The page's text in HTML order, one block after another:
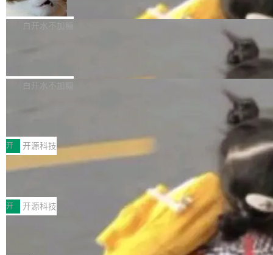
撑庞大支出的资金来源却呈现出截然不同的面
貌。数据显示，微软和 Meta 主要依托充沛的经
sh | bash 安装一个能在大项目里自动规划、写
代码、验证结果的 AI 终端工具。 据介绍，Muse
个主 agent 循环，外加一组后台 agent。这些后
准 AI 能力认知
机器出题的前提，是让机器拥有全局视野。整个
构建流程可以分为四个环节：建图 → 控制难度
白开水不加糖
库，并将作为transport接入Mooncake TENT。
MPComm将作为一种传输引擎接入Mooncake T
ENT，实现零拷贝传输性能提升30%、非零拷贝
传输性能最高提升5倍。UCL-MPComm底层基
于自研UCL-Engine通信引擎，后续腾讯网平将
持续开源更多基于UCL-Engine的高性能通信组
件。 腾讯网平团队在UCL-MPComm中实现了一
个独立于业务线程的全局通信引擎（Engine），
白开水不加糖
型案例入选名单》，深信服“面向企业研发场景的
开源 AI 编程平台 CoStrict 应用”凭借卓越的技术
创新与落地成效成功入选。 全链路私有化部署，
助力企业AI研发安全落地 当前，越来越多企业已
经开始引入 AI Coding 工具，通过调用公有云模
型或企业内部部署模型提升研发效率。但随着 AI
Coding 从个人辅助工具逐步走向团队级、组织
级应用，企业在规模化落地过程中，对安全性、
开 开源科技
深信服AI算力网关入选工信部人工智能
前不久，工业和信息化部正式发布《2025年人工
智能应用典型案例名单》，集中展示人工智能在
各领域的应用成果，覆盖技术底座、行业赋能、
产品应用、支撑保障、专题等五大方向。深信服
AI算力网关（AI创新平台）成功入选！ 随着各行
开 开源科技
Jeff Dean 离开 Google：一个时代的结
束，一个实验室的开始
Google 员工编号 20。MapReduce 作者之一。